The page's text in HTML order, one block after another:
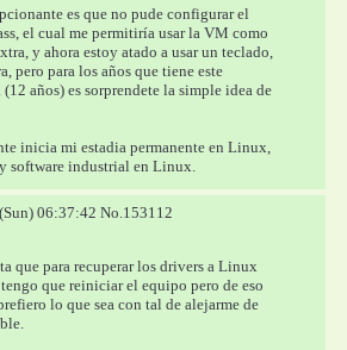
es que no pude configurar el
el cual me permitiría usar la VM como
y ahora estoy atado a usar un teclado,
pero para los años que tiene este
años) es sorprendete la simple idea de
inicia mi estadia permanente en Linux,
software industrial en Linux.
06:37:42 No. 153112
que para recuperar los drivers a Linux
que reiniciar el equipo pero de eso
lo que sea con tal de alejarme de